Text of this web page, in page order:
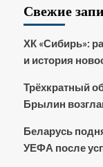
Свежие
ХК «Сибирь»:
и история
Трёхкратный
Брылин
Беларусь
УЕФА после